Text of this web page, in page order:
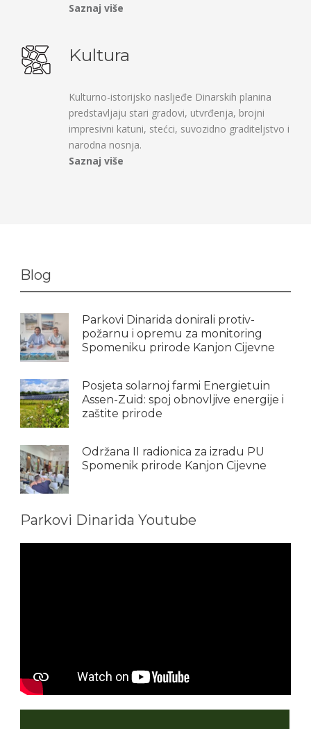
Saznaj više
Kultura
Kulturno-istorijsko nasljeđe Dinarskih planina
predstavljaju stari gradovi, utvrđenja, brojni
impresivni katuni, stećci, suvozidno graditeljstvo i
narodna nosnja.
Saznaj više
Blog
Parkovi Dinarida donirali protiv-
požarnu i opremu za monitoring
Spomeniku prirode Kanjon Cijevne
Posjeta solarnoj farmi Energietuin
Assen-Zuid: spoj obnovljive energije i
zaštite prirode
Održana II radionica za izradu PU
Spomenik prirode Kanjon Cijevne
Parkovi Dinarida Youtube